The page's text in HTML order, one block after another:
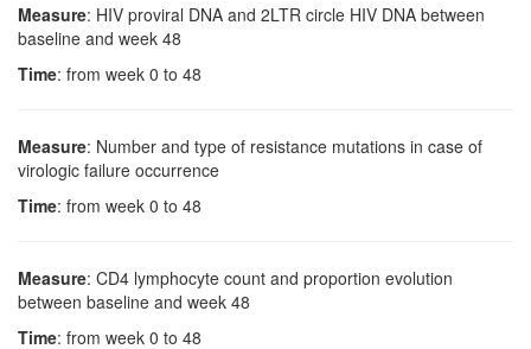
Measure: HIV proviral DNA and 2LTR circle HIV DNA between
baseline and week 48
Time: from week 0 to 48
Measure: Number and type of resistance mutations in case of
virologic failure occurrence
Time: from week 0 to 48
Measure: CD4 lymphocyte count and proportion evolution
between baseline and week 48
Time: from week 0 to 48